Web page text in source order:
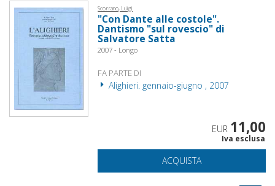
Scorrano, Luigi
"Con Dante alle costole".
Dantismo "sul rovescio" di
Salvatore Satta
2007 - Longo
FA PARTE DI
Alighieri. gennaio-giugno , 2007
EUR 11,00
Iva esclusa
ACQUISTA